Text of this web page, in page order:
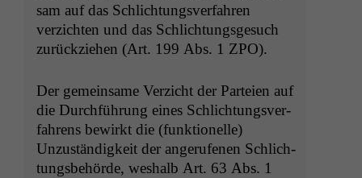
sam auf das Schlich­tungsver­fahren
verzicht­en und das Schlich­tungs­ge­such
zurückziehen (Art. 199 Abs. 1 ZPO).
Der gemein­same Verzicht der Parteien auf
die Durch­führung eines Schlich­tungsver­
fahrens bewirkt die (funk­tionelle)
Unzuständigkeit der angerufe­nen Schlich­
tungs­be­hörde, weshalb Art. 63 Abs. 1